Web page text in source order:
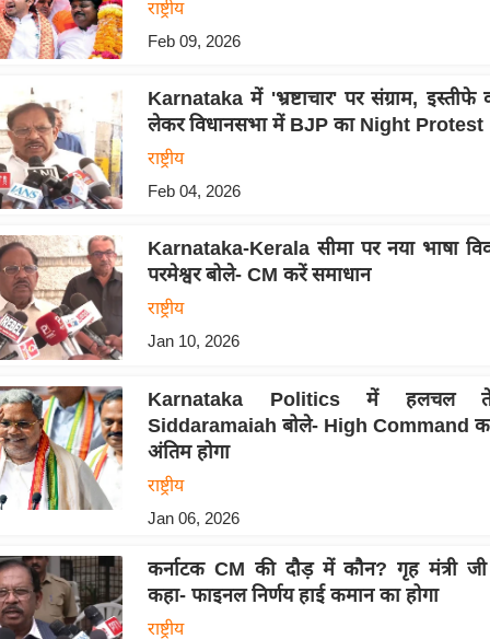
राष्ट्रीय
Feb 09, 2026
Karnataka में 'भ्रष्टाचार' पर संग्राम, इस्तीफे
लेकर विधानसभा में BJP का Night Protest
राष्ट्रीय
Feb 04, 2026
Karnataka-Kerala सीमा पर नया भाषा
परमेश्वर बोले- CM करें समाधान
राष्ट्रीय
Jan 10, 2026
Karnataka Politics में हलचल
Siddaramaiah बोले- High Command
अंतिम होगा
राष्ट्रीय
Jan 06, 2026
कर्नाटक CM की दौड़ में कौन? गृह मंत्री जी
कहा- फाइनल निर्णय हाई कमान का होगा
राष्ट्रीय